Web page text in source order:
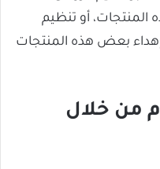
المنتجات، أو تنظيم
بعض هذه المنتجات
من خلال